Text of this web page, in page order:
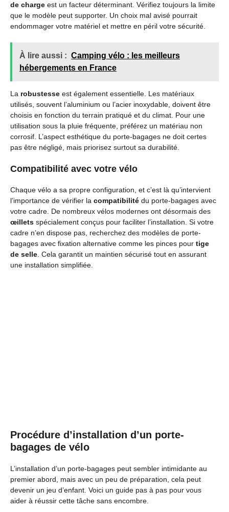
de charge est un facteur déterminant. Vérifiez toujours la limite
que le modèle peut supporter. Un choix mal avisé pourrait
endommager votre matériel et mettre en péril votre sécurité.
À lire aussi : Camping vélo : les meilleurs
hébergements en France
La robustesse est également essentielle. Les matériaux
utilisés, souvent l’aluminium ou l’acier inoxydable, doivent être
choisis en fonction du terrain pratiqué et du climat. Pour une
utilisation sous la pluie fréquente, préférez un matériau non
corrosif. L’aspect esthétique du porte-bagages ne doit certes
pas être négligé, mais priorisez surtout sa durabilité.
Compatibilité avec votre vélo
Chaque vélo a sa propre configuration, et c’est là qu’intervient
l’importance de vérifier la compatibilité du porte-bagages avec
votre cadre. De nombreux vélos modernes ont désormais des
œillets spécialement conçus pour faciliter l’installation. Si votre
cadre n’en dispose pas, recherchez des modèles de porte-
bagages avec fixation alternative comme les pinces pour tige
de selle . Cela garantit un maintien sécurisé tout en assurant
une installation simplifiée.
Procédure d’installation d’un porte-
bagages de vélo
L’installation d’un porte-bagages peut sembler intimidante au
premier abord, mais avec un peu de préparation, cela peut
devenir un jeu d’enfant. Voici un guide pas à pas pour vous
aider à réussir cette tâche sans encombre.